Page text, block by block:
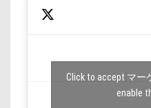
Click to accept マー
enable